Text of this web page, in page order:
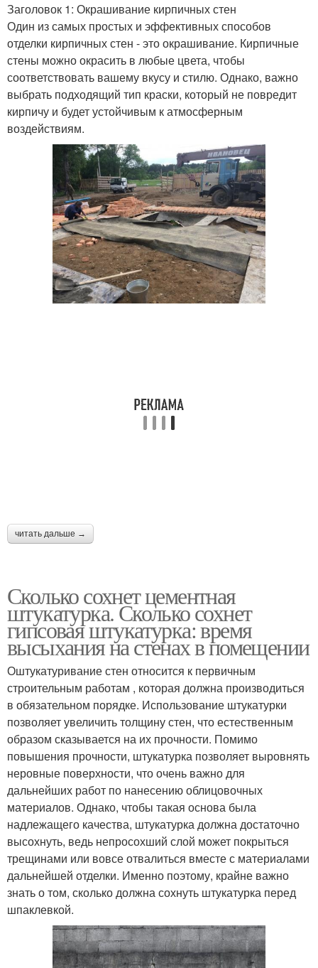
Заголовок 1: Окрашивание кирпичных стен
Один из самых простых и эффективных способов
отделки кирпичных стен - это окрашивание. Кирпичные
стены можно окрасить в любые цвета, чтобы
соответствовать вашему вкусу и стилю. Однако, важно
выбрать подходящий тип краски, который не повредит
кирпичу и будет устойчивым к атмосферным
воздействиям.
читать дальше →
Сколько сохнет цементная
штукатурка. Сколько сохнет
гипсовая штукатурка: время
высыхания на стенах в помещении
Оштукатуривание стен относится к первичным
строительным работам , которая должна производиться
в обязательном порядке. Использование штукатурки
позволяет увеличить толщину стен, что естественным
образом сказывается на их прочности. Помимо
повышения прочности, штукатурка позволяет выровнять
неровные поверхности, что очень важно для
дальнейших работ по нанесению облицовочных
материалов. Однако, чтобы такая основа была
надлежащего качества, штукатурка должна достаточно
высохнуть, ведь непросохший слой может покрыться
трещинами или вовсе отвалиться вместе с материалами
дальнейшей отделки. Именно поэтому, крайне важно
знать о том, сколько должна сохнуть штукатурка перед
шпаклевкой.